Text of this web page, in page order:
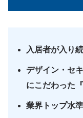
入居者が入り
デザイン・セ
にこだわった
業界トップ水